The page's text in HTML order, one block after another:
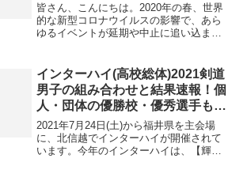
皆さん、こんにちは。2020年の春、世界
的な新型コロナウイルスの影響で、あら
ゆるイベントが延期や中止に追い込まれ
開催出来ない状態になっています。た
だ、その中でもeSPO...
インターハイ(高校総体)2021剣道
男子の組み合わせと結果速報！個
人・団体の優勝校・優秀選手も調
査！
2021年7月24日(土)から福井県を主会場
に、北信越でインターハイが開催されて
います。今年のインターハイは、【輝け